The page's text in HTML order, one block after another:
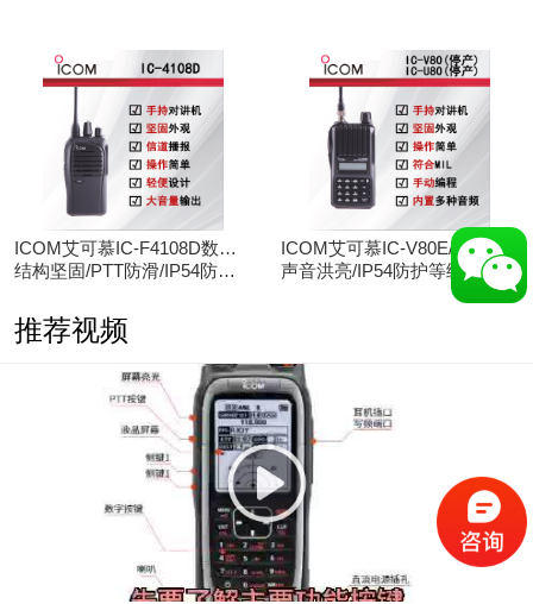
ICOM艾可慕IC-F4108D数字
对讲机
结构坚固/PTT防滑/IP54防护/
ICOM艾可慕IC-V80E/IC-
U80E手持对讲机（停产）
声音洪亮/IP54防护等级/手动
推荐视频